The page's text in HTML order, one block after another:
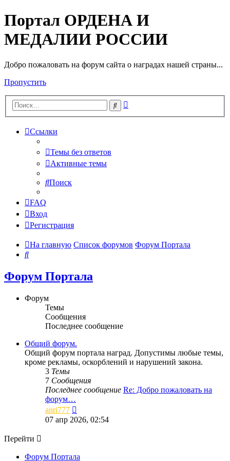
Портал ОРДЕНА И
МЕДАЛИИ РОССИИ
Добро пожаловать на форум сайта о наградах нашей страны...
Пропустить
Поиск
Ссылки
Темы без ответов
Активные темы
Поиск
FAQ
Вход
Регистрация
На главную Список форумов Форум Портала
Поиск
Форум Портала
Форум
Темы
Сообщения
Последнее сообщение
Общий форум.
Общий форум портала наград. Допустимы любые темы,
кроме рекламы, оскорблений и нарушений закона.
3 Темы
7 Сообщения
Последнее сообщение Re: Добро пожаловать на
форум…
anri777
к
последнему
07 апр 2026, 02:54
Перейти
Форум Портала